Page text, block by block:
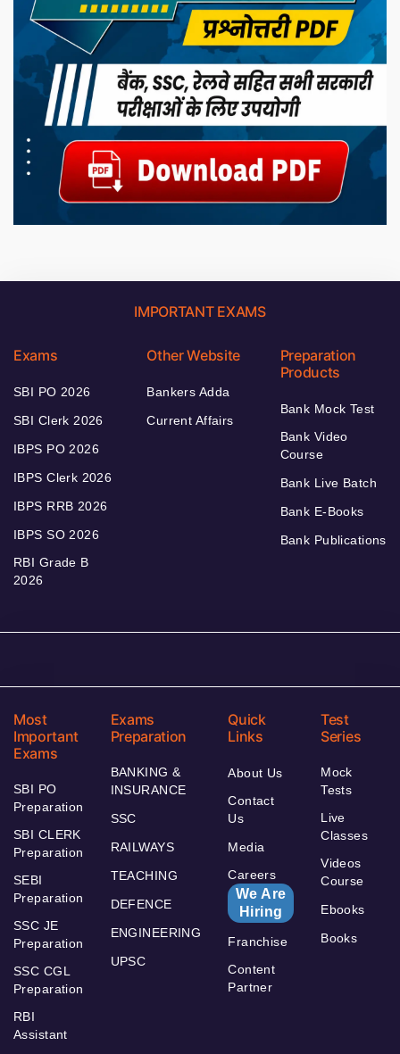
IMPORTANT EXAMS
Exams
SBI PO 2026
SBI Clerk 2026
IBPS PO 2026
IBPS Clerk 2026
IBPS RRB 2026
IBPS SO 2026
RBI Grade B
2026
Other Website
Bankers Adda
Current Affairs
Preparation
Products
Bank Mock Test
Bank Video
Course
Bank Live Batch
Bank E-Books
Bank Publications
Most
Important
Exams
SBI PO
Preparation
SBI CLERK
Preparation
SEBI
Preparation
SSC JE
Preparation
SSC CGL
Preparation
RBI
Assistant
Exams
Preparation
BANKING &
INSURANCE
SSC
RAILWAYS
TEACHING
DEFENCE
ENGINEERING
UPSC
Quick
Links
About Us
Contact
Us
Media
Careers
We Are
Hiring
Franchise
Content
Partner
Test
Series
Mock
Tests
Live
Classes
Videos
Course
Ebooks
Books